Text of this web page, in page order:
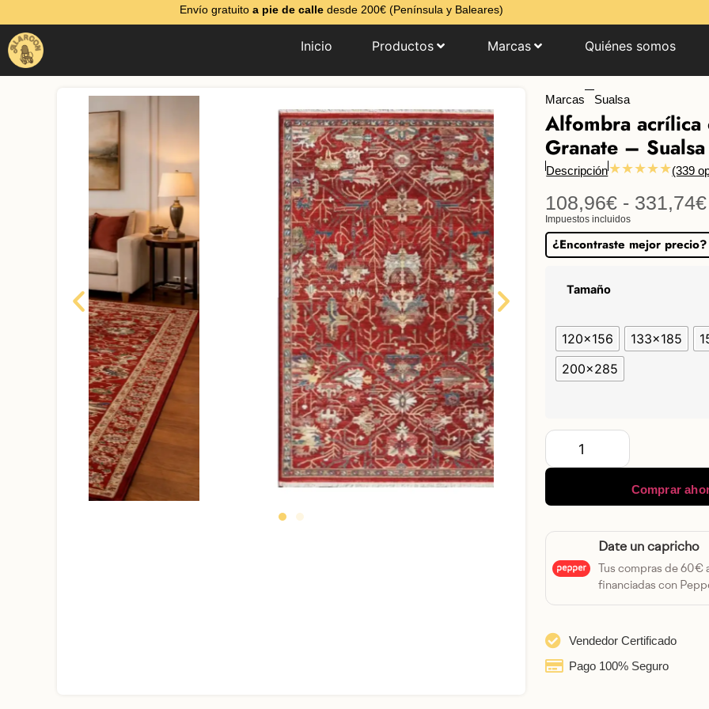
Envío gratuitoa pie de calle desde 200€ (Península y Baleares)
Inicio Productos Marcas Quiénes somos
Marcas Sualsa
Alfombra
Granate – Sualsa
Descripción★★★★★(339
108,96€ - 331,74€
Impuestos incluidos
¿Encontraste mejor precio?
Tamaño
120x156 133x185
200x285
Comprar
Date un capricho
Tus compras de
financiadas con
Vendedor Certificado
Pago 100% Seguro